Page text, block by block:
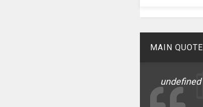
MAIN QUOTE
undefined